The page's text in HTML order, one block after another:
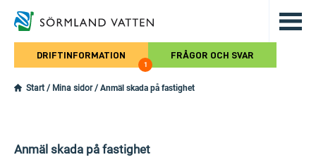
Hoppa till det huvudsakliga
DRIFTINFORMATION
1
FRÅGOR OCH SVAR
Start / Mina sidor/ Anmäl skada på fastighet
Anmäl skada på fastighet